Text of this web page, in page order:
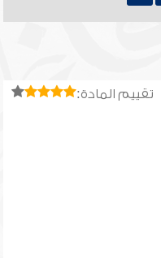
تقييم المادة: